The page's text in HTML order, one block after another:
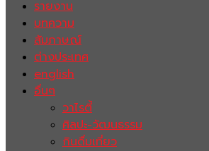
รายงาน
บทความ
สัมภาษณ์
ต่างประเทศ
english
อื่นๆ
วาไรตี้
ศิลปะ-วัฒนธรรม
กินดื่มเที่ยว